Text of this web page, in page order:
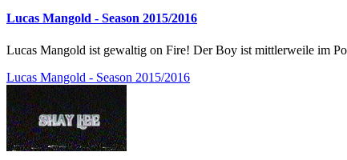
Lucas Mangold - Season 2015/2016
Lucas Mangold ist gewaltig on Fire! Der Boy ist mittlerweile im
Lucas Mangold - Season 2015/2016